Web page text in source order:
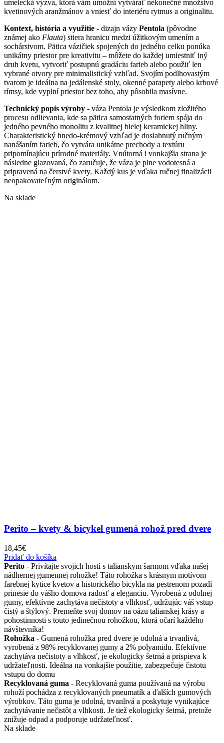
umelecká výzva, ktorá vám umožní vytvárať nekonečné množstvo
kvetinových aranžmánov a vniesť do interiéru rytmus a originalitu.
Kontext, história a využitie - dizajn vázy Pentola (pôvodne
známej ako Flauta) stiera hranicu medzi úžitkovým umením a
sochárstvom. Pätica vázičiek spojených do jedného celku ponúka
unikátny priestor pre kreativitu – môžete do každej umiestniť iný
druh kvetu, vytvoriť postupnú gradáciu farieb alebo použiť len
vybrané otvory pre minimalistický vzhľad. Svojím podlhovastým
tvarom je ideálna na jedálenské stoly, okenné parapety alebo krbové
rímsy, kde vyplní priestor bez toho, aby pôsobila masívne.
Technický popis výroby - váza Pentola je výsledkom zložitého
procesu odlievania, kde sa pätica samostatných foriem spája do
jedného pevného monolitu z kvalitnej bielej keramickej hliny.
Charakteristický hnedo-krémový vzhľad je dosiahnutý ručným
nanášaním farieb, čo vytvára unikátne prechody a textúru
pripomínajúcu prírodné materiály. Vnútorná i vonkajšia strana je
následne glazovaná, čo zaručuje, že váza je plne vodotesná a
pripravená na čerstvé kvety. Každý kus je vďaka ručnej finalizácii
neopakovateľným originálom.
Na sklade
Perito – kvety & bicykel gumená rohož pred dvere
18,45€
Pridať do košíka
Perito - Privítajte svojich hostí s talianskym šarmom vďaka našej
nádhernej gumennej rohožke! Táto rohožka s krásnym motívom
farebnej kytice kvetov a historického bicykla na pestrenom pozadí
prinesie do vášho domova radosť a eleganciu. Vyrobená z odolnej
gumy, efektívne zachytáva nečistoty a vlhkosť, udržujúc váš vstup
čistý a štýlový. Premeňte svoj domov na oázu talianskej krásy a
pohostinnosti s touto jedinečnou rohožkou, ktorá očarí každého
návštevníka!
Rohožka - Gumená rohožka pred dvere je odolná a trvanlivá,
vyrobená z 98% recyklovanej gumy a 2% polyamidu. Efektívne
zachytáva nečistoty a vlhkosť, je ekologicky šetrná a prispieva k
udržateľnosti. Ideálna na vonkajšie použitie, zabezpečuje čistotu
vstupu do domu
Recyklovaná guma - Recyklovaná guma používaná na výrobu
rohoží pochádza z recyklovaných pneumatík a ďalších gumových
výrobkov. Táto guma je odolná, trvanlivá a poskytuje vynikajúce
zachytávanie nečistôt a vlhkosti. Je tiež ekologicky šetrná, pretože
znižuje odpad a podporuje udržateľnosť.
Na sklade